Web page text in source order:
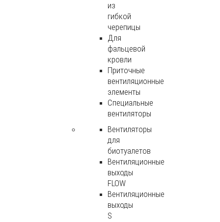
из
гибкой
черепицы
Для
фальцевой
кровли
Приточные
вентиляционные
элементы
Специальные
вентиляторы
Вентиляторы
для
биотуалетов
Вентиляционные
выходы
FLOW
Вентиляционные
выходы
S